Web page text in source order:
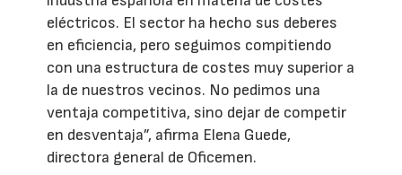
eléctricos. El sector ha hecho sus deberes
en eficiencia, pero seguimos compitiendo
con una estructura de costes muy superior a
la de nuestros vecinos. No pedimos una
ventaja competitiva, sino dejar de competir
en desventaja”, afirma Elena Guede,
directora general de Oficemen.